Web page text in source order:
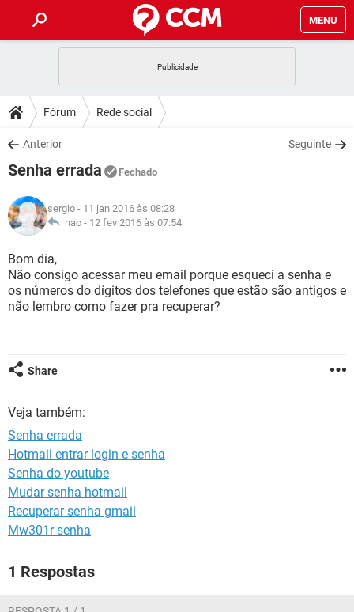
MENU
CELULAR
OUTLOOK
INSTAGRAM
GUIA DE COMPRAS
DICAS
JOGOS
INSTAGRAM
GUIA DE COMPRAS
DOWNLOADS
JOGOS
CELULAR
OUTLOOK
INSTAGRAM
GUIA DE COMPRAS
JOGOS
CELULAR
OUTLOOK
INSTAGRAM GMAIL
GLOSSÁRIO
JOGOS
CELULAR FACEBOOK
OUTLOOK EXCEL
GUIA DE COMPRAS
Fórum Rede social
Anterior Seguinte
Senha errada Fechado
sergio - 11 jan 2016 às 08:28
nao - 12 fev 2016 às 07:54
Bom dia,
Não consigo acessar meu email porque esqueci a senha e
os números do dígitos dos telefones que estão são antigos e
não lembro como fazer pra recuperar?
Share
Veja também:
Senha errada
Hotmail entrar login e senha
Senha do youtube
Mudar senha hotmail
Recuperar senha gmail
Mw301r senha
1 Respostas